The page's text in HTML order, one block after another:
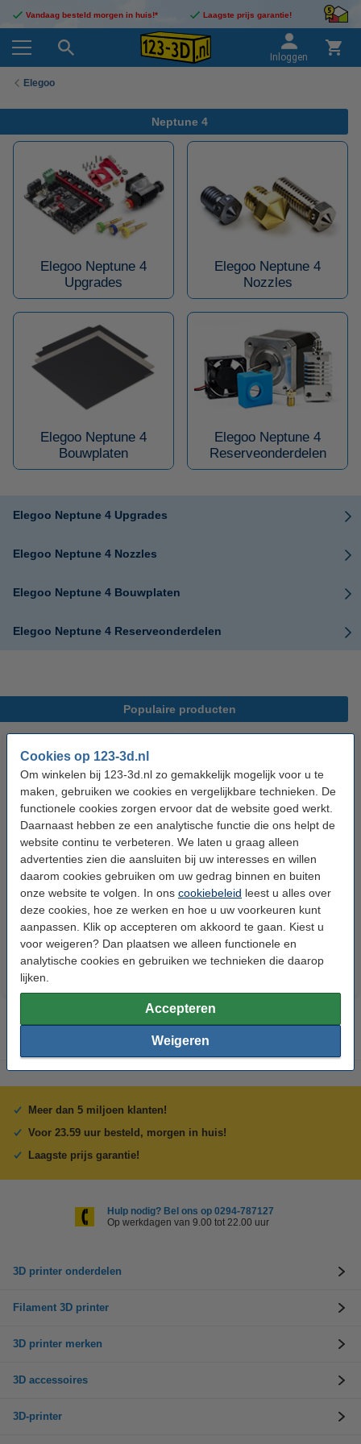
Cookies op 123-3d.nl
Om winkelen bij 123-3d.nl zo gemakkelijk mogelijk voor u te
maken, gebruiken we cookies en vergelijkbare technieken. De
functionele cookies zorgen ervoor dat de website goed werkt.
Daarnaast hebben ze een analytische functie die ons helpt de
website continu te verbeteren. We laten u graag alleen
advertenties zien die aansluiten bij uw interesses en willen
daarom cookies gebruiken om uw gedrag binnen en buiten
onze website te volgen. In ons cookiebeleid leest u alles over
deze cookies, hoe ze werken en hoe u uw voorkeuren kunt
aanpassen. Klik op accepteren om akkoord te gaan. Kiest u
voor weigeren? Dan plaatsen we alleen functionele en
analytische cookies en gebruiken we technieken die daarop
lijken.
Accepteren
Weigeren
Vandaag besteld morgen in huis!* Laagste prijs garantie!
Inloggen
Elegoo
Neptune 4
Elegoo Neptune 4
Upgrades
Elegoo Neptune 4
Nozzles
Elegoo Neptune 4
Bouwplaten
Elegoo Neptune 4
Reserveonderdelen
Elegoo Neptune 4 Upgrades
Elegoo Neptune 4 Nozzles
Elegoo Neptune 4 Bouwplaten
Elegoo Neptune 4 Reserveonderdelen
Populaire producten
Heated bed klemmen (set van 4)
€ 6,50
Super Lube
€ 7,50
Meer dan 5 miljoen klanten!
Voor 23.59 uur besteld, morgen in huis!
Laagste prijs garantie!
Hulp nodig? Bel ons op 0294-787127
Op werkdagen van 9.00 tot 22.00 uur
3D printer onderdelen
Filament 3D printer
3D printer merken
3D accessoires
3D-printer